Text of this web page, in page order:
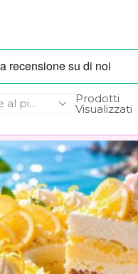
Prodotti
Visualizzati